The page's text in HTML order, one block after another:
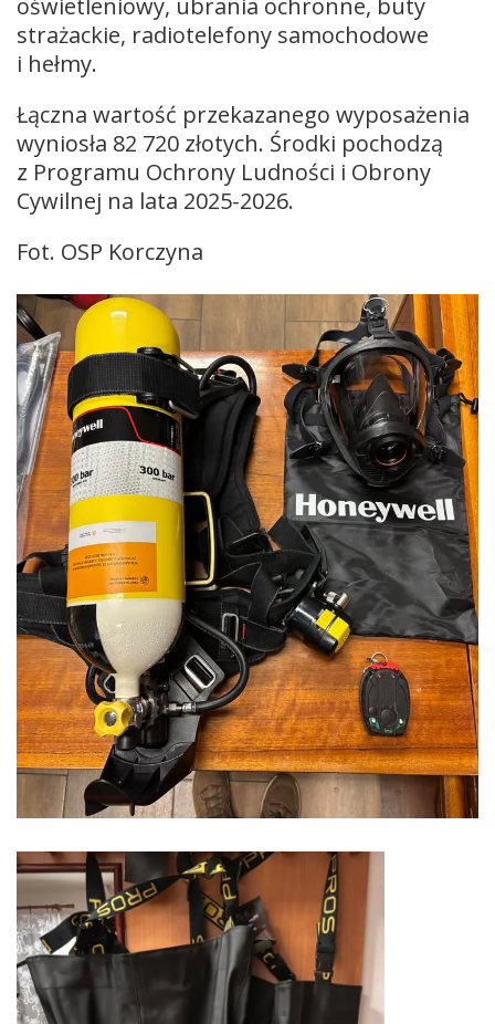
oświetleniowy, ubrania ochronne, buty
strażackie, radiotelefony samochodowe
i hełmy.
Łączna wartość przekazanego wyposażenia
wyniosła 82 720 złotych. Środki pochodzą
z Programu Ochrony Ludności i Obrony
Cywilnej na lata 2025-2026.
Fot. OSP Korczyna